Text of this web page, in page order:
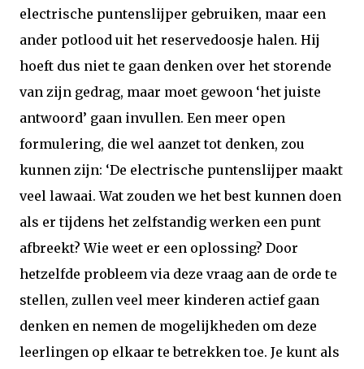
electrische puntenslijper gebruiken, maar een
ander potlood uit het reservedoosje halen. Hij
hoeft dus niet te gaan denken over het storende
van zijn gedrag, maar moet gewoon ‘het juiste
antwoord’ gaan invullen. Een meer open
formulering, die wel aanzet tot denken, zou
kunnen zijn: ‘De electrische puntenslijper maakt
veel lawaai. Wat zouden we het best kunnen doen
als er tijdens het zelfstandig werken een punt
afbreekt? Wie weet er een oplossing? Door
hetzelfde probleem via deze vraag aan de orde te
stellen, zullen veel meer kinderen actief gaan
denken en nemen de mogelijkheden om deze
leerlingen op elkaar te betrekken toe. Je kunt als